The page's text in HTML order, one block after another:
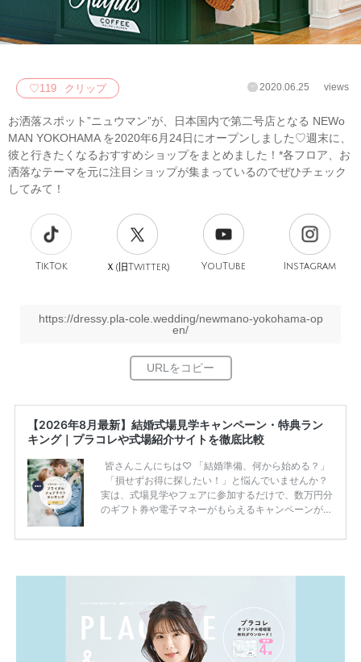
♡119 クリップ 2020.06.25 views
お洒落スポット”ニュウマン”が、日本国内で第二号店となる NEWo
MAN YOKOHAMA を2020年6月24日にオープンしました♡週末に、
彼と行きたくなるおすすめショップをまとめました！*各フロア、お
洒落なテーマを元に注目ショップが集まっているのでぜひチェック
してみて！
TikTok Ｘ(旧Twitter) YouTube Instagram
https://dressy.pla-cole.wedding/newmano-yokohama-op
en/
【2026年8月最新】結婚式場見学キャンペーン・特典ラン
キング｜プラコレや式場紹介サイトを徹底比較
皆さんこんにちは♡ 「結婚準備、何から始める？」
「損せずお得に探したい！」と悩んでいませんか？
実は、式場見学やフェアに参加するだけで、数万円分
のギフト券や電子マネーがもらえるキャンペーンがあ
ため、比較せずに選ぶと損をしてしまうことも……。
一番お得？」「プラコレの特典は？」といった疑問も
解決します。 まずは診断で候補を絞れる「ウェディ
ング診断」か、体験型 […]続きを読む